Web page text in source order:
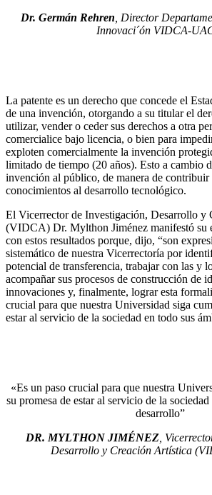
Dr. Germán Rehren , Director
Innovaci´ón VIDCA-
La patente es un derecho que concede el
de una invención, otorgando a su titular el
utilizar, vender o ceder sus derechos a otra
comercialice bajo licencia, o bien para
exploten comercialmente la invención
limitado de tiempo (20 años). Esto a cambio
invención al público, de manera de contribuir
conocimientos al desarrollo tecnológico.
El Vicerrector de Investigación, Desarrollo y
(VIDCA) Dr. Mylthon Jiménez manifestó su
con estos resultados porque, dijo, “son
sistemático de nuestra Vicerrectoría por
potencial de transferencia, trabajar con las y
acompañar sus procesos de construcción de
innovaciones y, finalmente, lograr esta
crucial para que nuestra Universidad siga
estar al servicio de la sociedad en todo sus
«Es un paso crucial para que nuestra
su promesa de estar al servicio de la
desarrollo”
DR. MYLTHON JIMÉNEZ ,
Desarrollo y Creación Artística